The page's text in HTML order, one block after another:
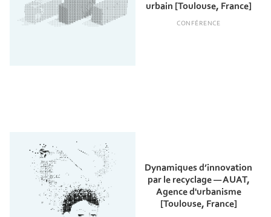
urbain [Toulouse, France]
CONFÉRENCE
Dynamiques d’innovation
par le recyclage — AUAT,
Agence d'urbanisme
[Toulouse, France]